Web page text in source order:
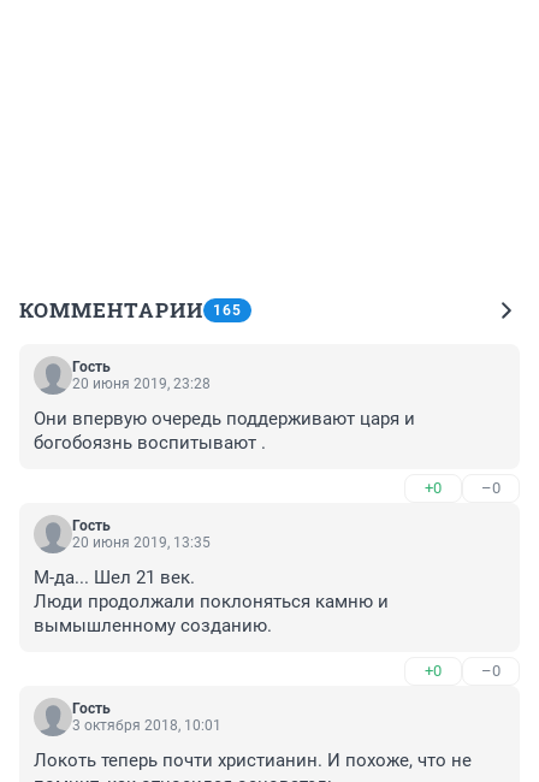
КОММЕНТАРИИ 165
Гость
20 июня 2019, 23:28
Они впервую очередь поддерживают царя и
богобоязнь воспитывают .
+0 –0
Гость
20 июня 2019, 13:35
М-да... Шел 21 век.
Люди продолжали поклоняться камню и
вымышленному созданию.
+0 –0
Гость
3 октября 2018, 10:01
Локоть теперь почти христианин. И похоже, что не